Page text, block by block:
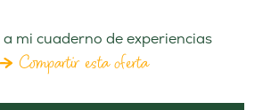
mi cuaderno de experiencias
Compartir esta oferta